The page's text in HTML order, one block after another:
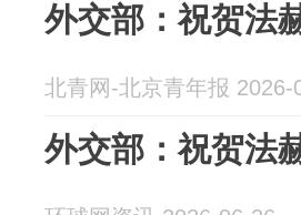
外交部：祝贺法
北青网-北京青年报 2026-
外交部：祝贺法